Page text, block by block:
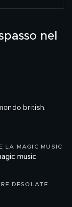
nel
british.
LA MAGIC MUSIC
music
DESOLATE